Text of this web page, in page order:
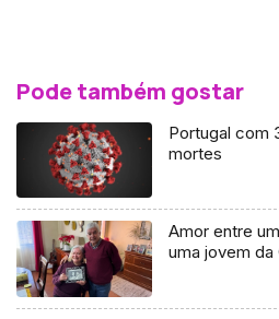
Pode também gostar
Portugal com
mortes
Amor entre
uma jovem da